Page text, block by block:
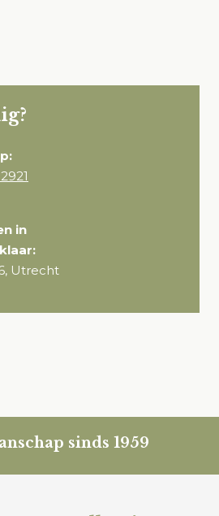
in
Utrecht
sinds 1959